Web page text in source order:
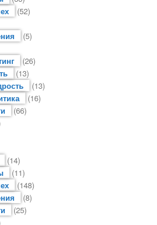
(52)
(5)
(26)
(13)
(13)
(16)
(66)
(14)
(11)
(148)
(8)
(25)